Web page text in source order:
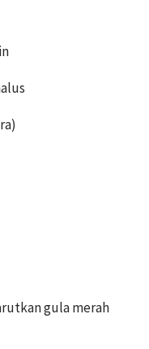
gula merah